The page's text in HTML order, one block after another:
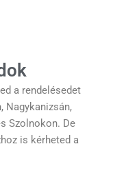
a rendelésedet
Nagykanizsán,
Szolnokon. De
is kérheted a